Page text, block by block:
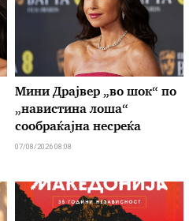
Мини Драјвер „во шок“ по
„навистина лоша“
сообраќајна несреќа
07/08/2026 08:08